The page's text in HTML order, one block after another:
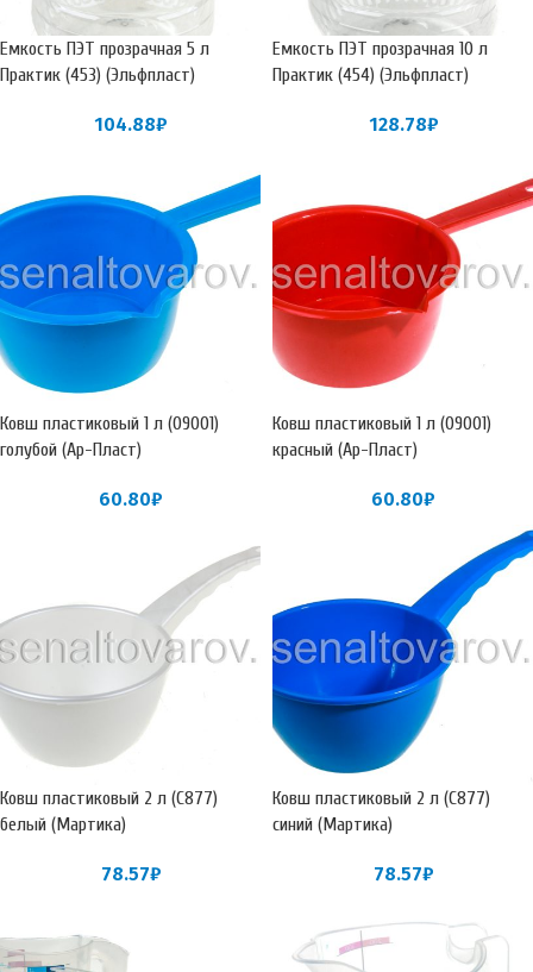
Емкость ПЭТ прозрачная 5 л
Практик (453) (Эльфпласт)
104.88₽
Емкость ПЭТ прозрачная 10 л
Практик (454) (Эльфпласт)
128.78₽
Ковш пластиковый 1 л (09001)
голубой (Ар-Пласт)
60.80₽
Ковш пластиковый 1 л (09001)
красный (Ар-Пласт)
60.80₽
Ковш пластиковый 2 л (С877)
белый (Мартика)
78.57₽
Ковш пластиковый 2 л (С877)
синий (Мартика)
78.57₽